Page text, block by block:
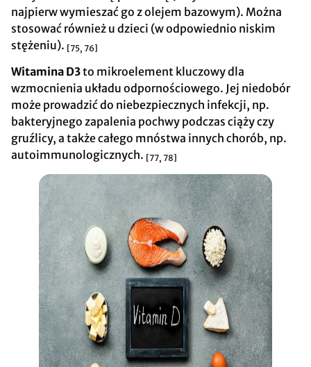
najpierw wymieszać go z olejem bazowym). Można
stosować również u dzieci (w odpowiednio niskim
stężeniu). [75, 76]
Witamina D3to mikroelement kluczowy dla
wzmocnienia układu odpornościowego. Jej niedobór
może prowadzić do niebezpiecznych infekcji, np.
bakteryjnego zapalenia pochwy podczas ciąży czy
gruźlicy, a także całego mnóstwa innych chorób, np.
autoimmunologicznych. [77, 78]